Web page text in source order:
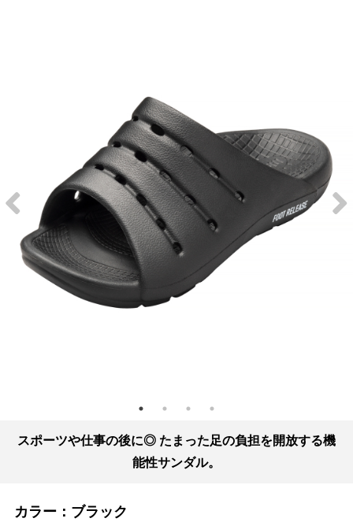
スポーツや仕事の後に◎ たまった足の負担を開放する機
能性サンダル。
カラー： ブラック